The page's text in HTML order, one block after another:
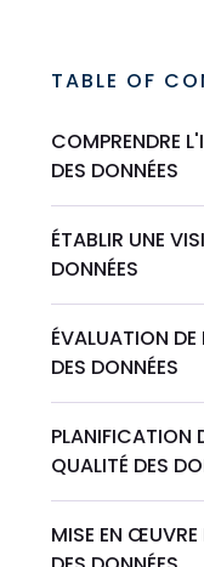
TABLE OF
COMPRENDRE
DES DONNÉES
ÉTABLIR UNE
DONNÉES
ÉVALUATION
DES DONNÉES
PLANIFICATION
QUALITÉ DES
MISE EN ŒUVRE